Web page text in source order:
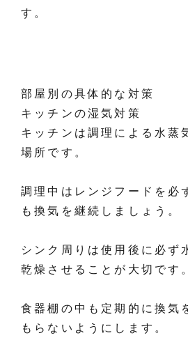
す。
部屋別の具体的な対策
キッチンの湿気対策
キッチンは調理による水蒸
場所です。
調理中はレンジフードを必
も換気を継続しましょう。
シンク周りは使用後に必ず
乾燥させることが大切です
食器棚の中も定期的に換気
もらないようにします。